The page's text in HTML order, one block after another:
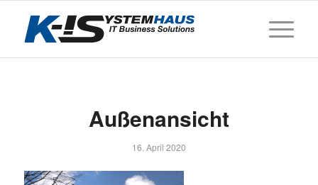
Außenansicht
16. April 2020